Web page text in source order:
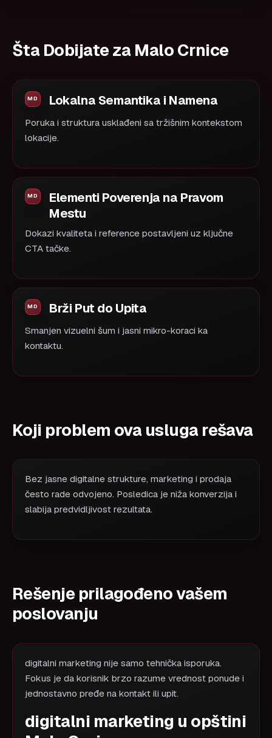
Šta Dobijate za Malo Crnice
Lokalna Semantika i Namena
Poruka i struktura usklađeni sa tržišnim kontekstom
lokacije.
Elementi Poverenja na Pravom
Mestu
Dokazi kvaliteta i reference postavljeni uz ključne
CTA tačke.
Brži Put do Upita
Smanjen vizuelni šum i jasni mikro-koraci ka
kontaktu.
Koji problem ova usluga rešava
Bez jasne digitalne strukture, marketing i prodaja
često rade odvojeno. Posledica je niža konverzija i
slabija predvidljivost rezultata.
Rešenje prilagođeno vašem
poslovanju
digitalni marketing nije samo tehnička isporuka.
Fokus je da korisnik brzo razume vrednost ponude i
jednostavno pređe na kontakt ili upit.
digitalni marketing u opštini